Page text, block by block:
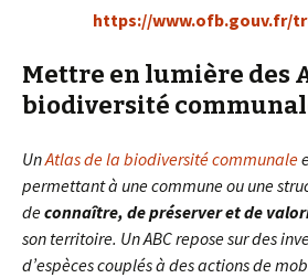
https://www.ofb.gouv.fr/
Mettre en lumière des
biodiversité
UnAtlas de la biodiversité communale
permettant à une commune ou une
deconnaître, de préserver et de
son territoire. Un ABC repose sur des
d’espèces couplés à des actions de